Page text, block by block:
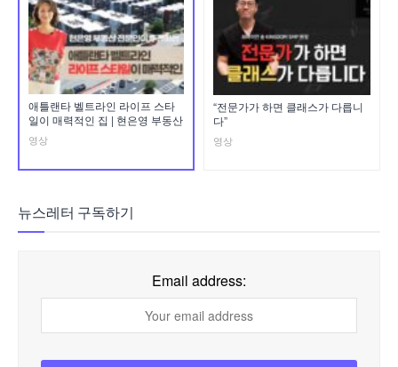
애틀랜타 벨트라인 라이프 스타
일이 매력적인 집 | 현은영 부동산
영상
“전문가가 하면 클래스가 다릅니
다”
영상
뉴스레터 구독하기
Email address: